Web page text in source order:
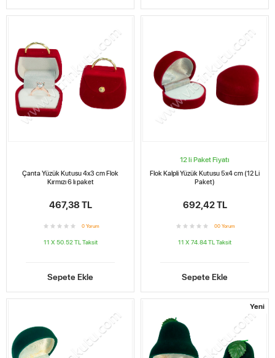
Çanta Yüzük Kutusu 4x3 cm Flok
Kırmızı 6 lı paket
467,38 TL
0 Yorum
11 X 50.52 TL Taksit
Sepete Ekle
12 li Paket Fiyatı
Flok Kalpli Yüzük Kutusu 5x4 cm (12 Li
Paket)
692,42 TL
00 Yorum
11 X 74.84 TL Taksit
Sepete Ekle
Yeni